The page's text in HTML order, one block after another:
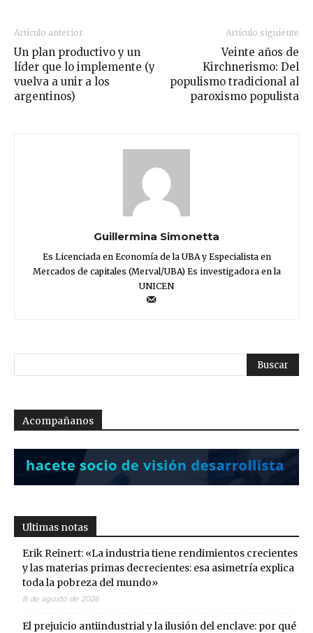
Artículo anterior
Un plan productivo y un
líder que lo implemente (y
vuelva a unir a los
argentinos)
Artículo siguiente
Veinte años de
Kirchnerismo: Del
populismo tradicional al
paroxismo populista
Guillermina Simonetta
Es Licenciada en Economía de la UBA y Especialista en
Mercados de capitales (Merval/UBA) Es investigadora en la
UNICEN
Acompañanos
Ultimas notas
Erik Reinert: «La industria tiene rendimientos crecientes
y las materias primas decrecientes: esa asimetría explica
toda la pobreza del mundo»
8 de agosto de 2026
El prejuicio antiindustrial y la ilusión del enclave: por qué